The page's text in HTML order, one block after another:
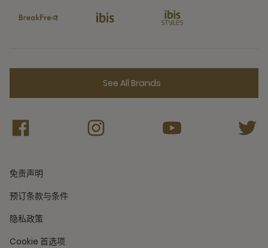
See All Brands
免责声明
预订条款与条件
隐私政策
Cookie 首选项